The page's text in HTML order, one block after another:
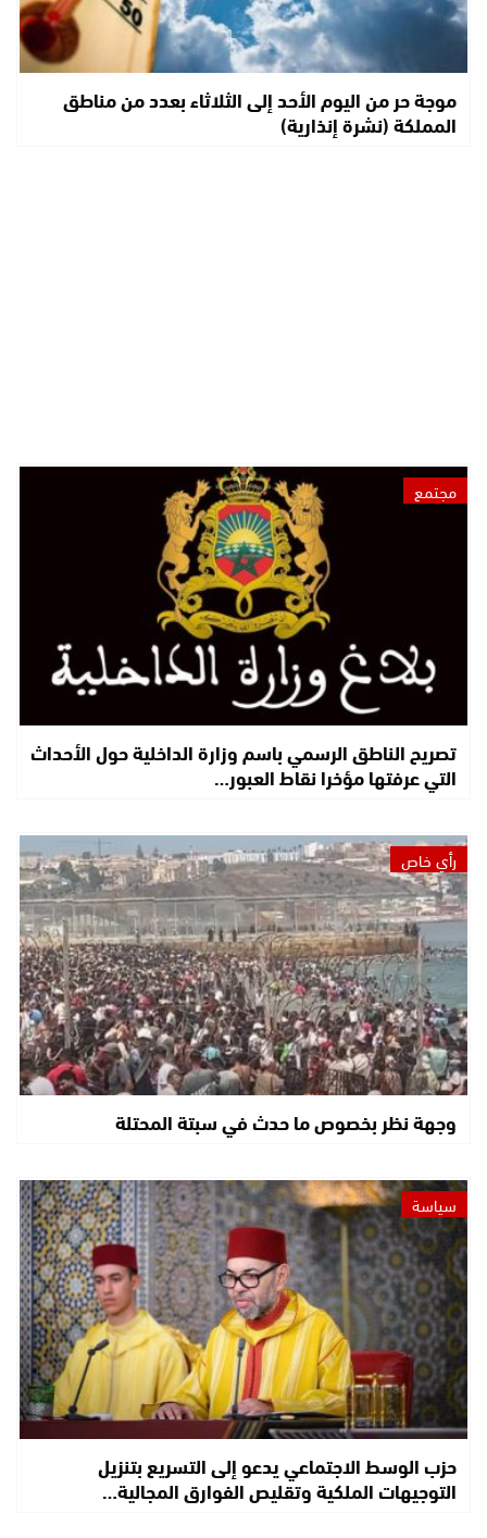
موجة حر من اليوم الأحد إلى الثلاثاء بعدد من مناطق
المملكة (نشرة إنذارية)
مجتمع
تصريح الناطق الرسمي باسم وزارة الداخلية حول الأحداث
التي عرفتها مؤخرا نقاط العبور…
رأي خاص
وجهة نظر بخصوص ما حدث في سبتة المحتلة
سياسة
حزب الوسط الاجتماعي يدعو إلى التسريع بتنزيل
التوجيهات الملكية وتقليص الفوارق المجالية…